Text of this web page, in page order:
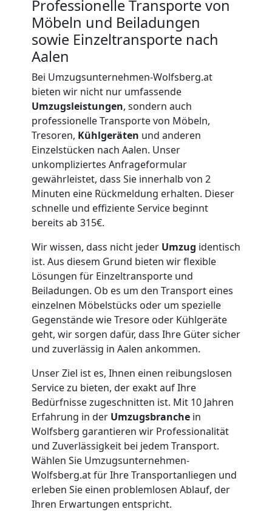
Professionelle Transporte von
Möbeln und Beiladungen
sowie Einzeltransporte nach
Aalen
Bei Umzugsunternehmen-Wolfsberg.at
bieten wir nicht nur umfassende
Umzugsleistungen, sondern auch
professionelle Transporte von Möbeln,
Tresoren, Kühlgeräten und anderen
Einzelstücken nach Aalen. Unser
unkompliziertes Anfrageformular
gewährleistet, dass Sie innerhalb von 2
Minuten eine Rückmeldung erhalten. Dieser
schnelle und effiziente Service beginnt
bereits ab 315€.
Wir wissen, dass nicht jeder Umzug identisch
ist. Aus diesem Grund bieten wir flexible
Lösungen für Einzeltransporte und
Beiladungen. Ob es um den Transport eines
einzelnen Möbelstücks oder um spezielle
Gegenstände wie Tresore oder Kühlgeräte
geht, wir sorgen dafür, dass Ihre Güter sicher
und zuverlässig in Aalen ankommen.
Unser Ziel ist es, Ihnen einen reibungslosen
Service zu bieten, der exakt auf Ihre
Bedürfnisse zugeschnitten ist. Mit 10 Jahren
Erfahrung in der Umzugsbranche in
Wolfsberg garantieren wir Professionalität
und Zuverlässigkeit bei jedem Transport.
Wählen Sie Umzugsunternehmen-
Wolfsberg.at für Ihre Transportanliegen und
erleben Sie einen problemlosen Ablauf, der
Ihren Erwartungen entspricht.
Umzug
und
Lagerung
Wolfsberg
Full-
Service-
Umzug
Wolfsberg
Qualitäts-
Umzüge
Wolfsberg
Vereinsumzug
Wolfsberg
Anfrage
Möbeltransport